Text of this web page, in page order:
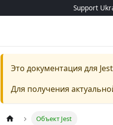
Support
Это документация для Jest
Для получения
Объект Jest